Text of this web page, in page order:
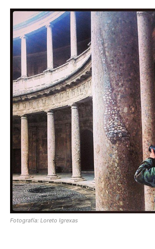
Fotografía: Loreto Igrexas